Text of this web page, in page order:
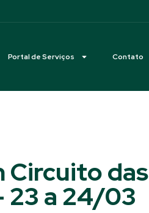
Portal de Serviços Contato
Circuito das
23 a 24/03